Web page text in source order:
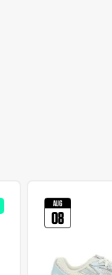
AUG
08